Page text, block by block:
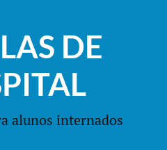
DE
alunos internados